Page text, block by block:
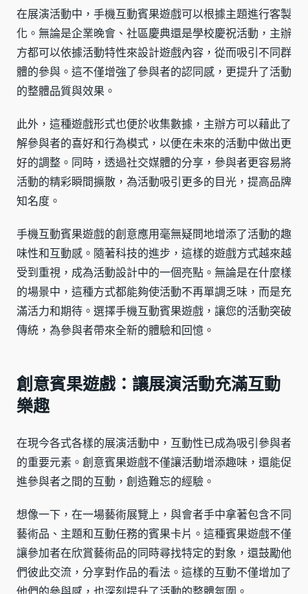
在展演活動中，手機互動賓果遊戲可以根據主題進行客製
化。無論是企業晚會、社區慶典還是學校慶祝活動，主辦
方都可以依據活動特性來設計遊戲內容，從而吸引不同群
體的參與。這不僅增強了參與者的認同感，更提升了活動
的整體品質與效果。
此外，這種遊戲形式也便於收集數據，主辦方可以藉此了
解參與者的喜好和行為模式，以便在未來的活動中做出更
好的調整。同時，透過社交媒體的分享，參與者更容易將
活動的精彩瞬間擴散，為活動吸引更多的目光，提高品牌
知名度。
手機互動賓果遊戲的創意應用毫無疑問地增添了活動的趣
味性和互動感。隨著科技的進步，這樣的遊戲方式越來越
受到重視，成為活動設計中的一個亮點。無論是在什麼樣
的場景中，這種方式都能夠使活動不再單調乏味，而是充
滿活力和期待。選擇手機互動賓果遊戲，讓您的活動突破
傳統，為參與者帶來全新的體驗和回憶。
創意賓果遊戲：讓展演活動充滿互動
樂趣
在現今各式各樣的展演活動中，互動性已成為吸引參與者
的重要元素。創意賓果遊戲不僅讓活動增添趣味，還能促
進參與者之間的互動，創造難忘的經驗。
想像一下，在一場藝術展覽上，與會者手中拿著包含不同
藝術品、主題和互動任務的賓果卡片。這種賓果遊戲不僅
讓參加者在欣賞藝術品的同時尋找特定的對象，還鼓勵他
們彼此交流，分享對作品的看法。這樣的互動不僅增加了